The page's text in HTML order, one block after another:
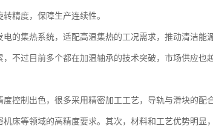
精度，保障生产连续性。
的集热系统，适配高温集热的工况需求，推动清洁能
不过目前多个都在加温轴承的技术突破，市场供应也
控制出色，很多采用精密加工工艺，导轨与滑块的配
床等领域的高精度要求。其次，材料和工艺优势明显